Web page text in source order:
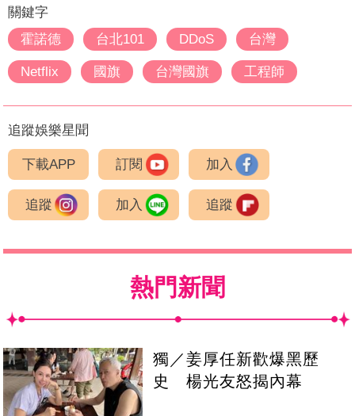
關鍵字
霍諾德
台北101 DDoS 台灣
Netflix 國旗 台灣國旗 工程師
追蹤娛樂星聞
下載APP 訂閱 加入
追蹤 加入 追蹤
熱門新聞
獨／姜厚任新歡爆黑歷
史 楊光友怒揭內幕